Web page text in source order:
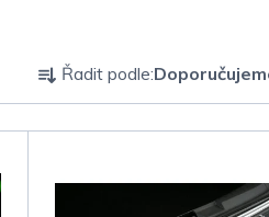
Ř
a
Řadit podle: